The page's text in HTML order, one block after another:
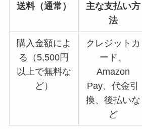
送料（通常）
主な支払い方
法
購入金額によ
る（5,500円
以上で無料な
ど）
クレジットカ
ード、
Amazon
Pay、代金引
換、後払いな
ど